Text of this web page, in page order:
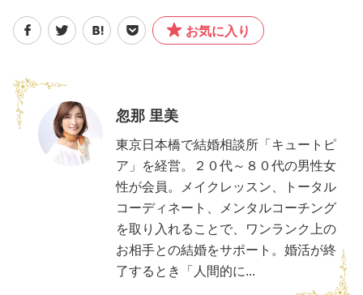
お気に入り
忽那 里美
東京日本橋で結婚相談所「キュートピ
ア」を経営。２０代～８０代の男性女
性が会員。メイクレッスン、トータル
コーディネート、メンタルコーチング
を取り入れることで、ワンランク上の
お相手との結婚をサポート。婚活が終
了するとき「人間的に...